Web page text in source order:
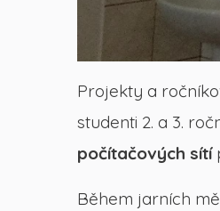
Projekty a
studenti 2. a 3.
počítačových sítí
Během jarních